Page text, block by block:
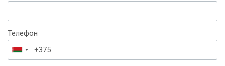
Телефон
Беларусь
+375